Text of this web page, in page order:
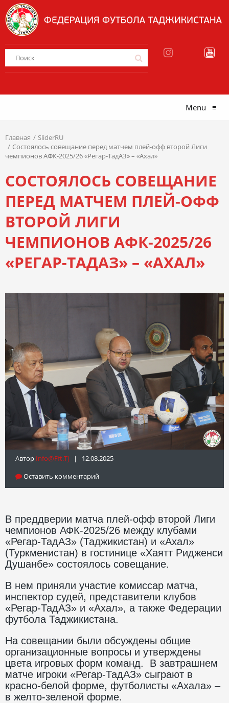
Menu ≡
Главная
SliderRU
Состоялось совещание перед матчем плей-офф второй Лиги
чемпионов АФК-2025/26 «Регар-ТадАЗ» – «Ахал»
СОСТОЯЛОСЬ СОВЕЩАНИЕ
ПЕРЕД МАТЧЕМ ПЛЕЙ-ОФФ
ВТОРОЙ ЛИГИ
ЧЕМПИОНОВ АФК-2025/26
«РЕГАР-ТАДАЗ» – «АХАЛ»
Автор Info@fft.tj | 12.08.2025
Оставить комментарий
В преддверии матча плей-офф второй Лиги
чемпионов АФК-2025/26 между клубами
«Регар-ТадАЗ» (Таджикистан) и «Ахал»
(Туркменистан) в гостинице «Хаятт Ридженси
Душанбе» состоялось совещание.
В нем приняли участие комиссар матча,
инспектор судей, представители клубов
«Регар-ТадАЗ» и «Ахал», а также Федерации
футбола Таджикистана.
На совещании были обсуждены общие
организационные вопросы и утверждены
цвета игровых форм команд. В завтрашнем
матче игроки «Регар-ТадАЗ» сыграют в
красно-белой форме, футболисты «Ахала» –
в желто-зеленой форме.